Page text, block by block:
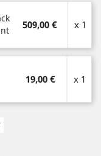
509,00 € x 1
19,00 € x 1